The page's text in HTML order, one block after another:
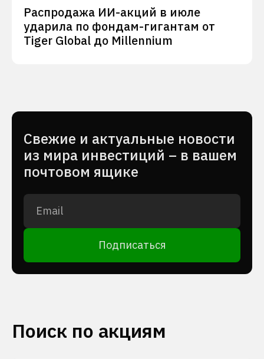
Распродажа ИИ-акций в июле
ударила по фондам-гигантам от
Tiger Global до Millennium
Cвежие и актуальные новости
из мира инвестиций – в вашем
почтовом ящике
Подписаться
Поиск по акциям